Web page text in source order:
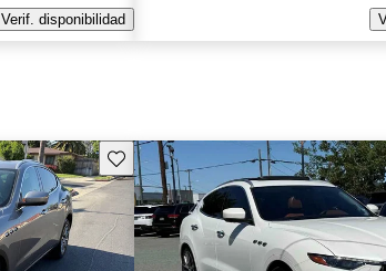
Verif. disponibilidad
Guarda este Aviso